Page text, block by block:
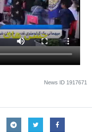
News ID 1917671